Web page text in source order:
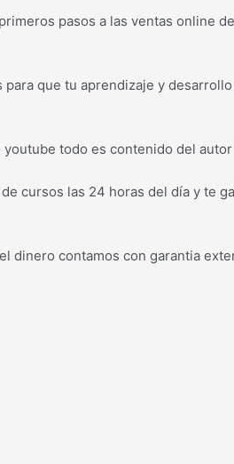
pasos a las ventas online
que tu aprendizaje y
todo es contenido del
cursos las 24 horas del día y te
dinero contamos con garantia